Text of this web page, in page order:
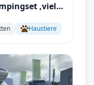
,viel
Haustiere